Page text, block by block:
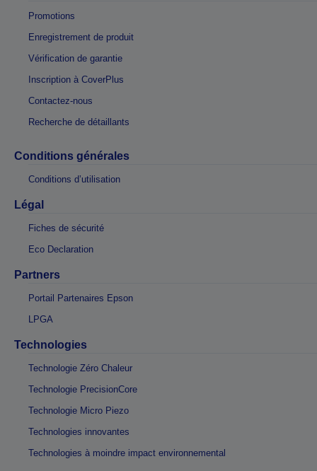
Promotions
Enregistrement de produit
Vérification de garantie
Inscription à CoverPlus
Contactez-nous
Recherche de détaillants
Conditions générales
Conditions d’utilisation
Légal
Fiches de sécurité
Eco Declaration
Partners
Portail Partenaires Epson
LPGA
Technologies
Technologie Zéro Chaleur
Technologie PrecisionCore
Technologie Micro Piezo
Technologies innovantes
Technologies à moindre impact environnemental